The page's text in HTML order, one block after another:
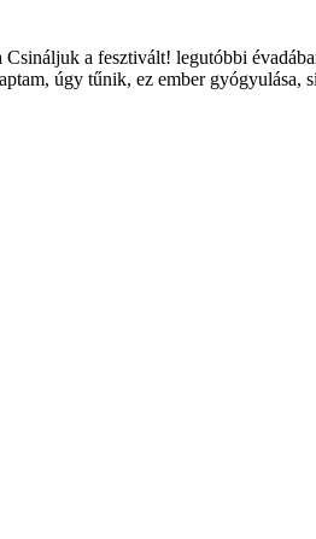
a fesztivált! legutóbbi
úgy tűnik, ez ember gyógyulása,